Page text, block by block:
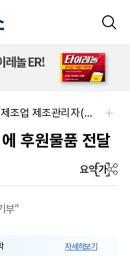
에이치디엑스 주식회사-의약품제조업 제조관리자(약사) 채용
후원물품 전달
요약가
부”
자세히보기